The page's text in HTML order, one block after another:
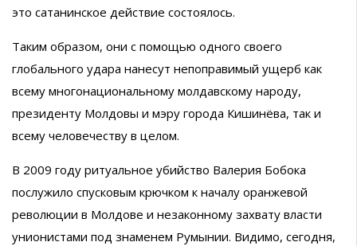
это сатанинское действие состоялось.
Таким образом, они с помощью одного своего
глобального удара нанесут непоправимый ущерб как
всему многонациональному молдавскому народу,
президенту Молдовы и мэру города Кишинёва, так и
всему человечеству в целом.
В 2009 году ритуальное убийство Валерия Бобока
послужило спусковым крючком к началу оранжевой
революции в Молдове и незаконному захвату власти
унионистами под знаменем Румынии. Видимо, сегодня,